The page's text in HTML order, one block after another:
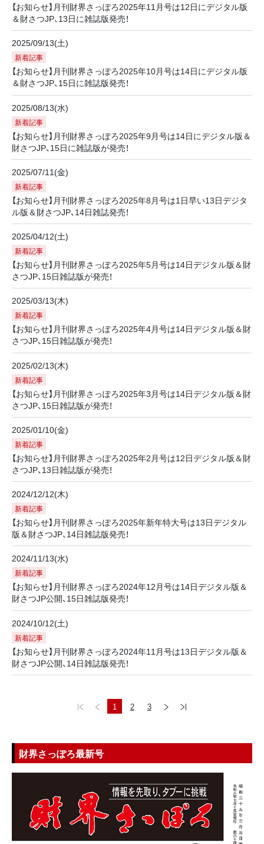
【お知らせ】月刊財界さっぽろ2025年11月号は12日にデジタル版
＆財さつJP、13日に雑誌版発売！
2025/09/13(土)
新着記事
【お知らせ】月刊財界さっぽろ2025年10月号は14日にデジタル版
＆財さつJP、15日に雑誌版発売！
2025/08/13(水)
新着記事
【お知らせ】月刊財界さっぽろ2025年9月号は14日にデジタル版＆
財さつJP、15日に雑誌版が発売！
2025/07/11(金)
新着記事
【お知らせ】月刊財界さっぽろ2025年8月号は1日早い13日デジタ
ル版＆財さつJP、14日雑誌発売！
2025/04/12(土)
新着記事
【お知らせ】月刊財界さっぽろ2025年5月号は14日デジタル版＆財
さつJP、15日雑誌版が発売！
2025/03/13(木)
新着記事
【お知らせ】月刊財界さっぽろ2025年4月号は14日デジタル版＆財
さつJP、15日雑誌版が発売！
2025/02/13(木)
新着記事
【お知らせ】月刊財界さっぽろ2025年3月号は14日デジタル版＆財
さつJP、15日雑誌版が発売！
2025/01/10(金)
新着記事
【お知らせ】月刊財界さっぽろ2025年2月号は12日デジタル版＆財
さつJP、13日雑誌版が発売！
2024/12/12(木)
新着記事
【お知らせ】月刊財界さっぽろ2025年新年特大号は13日デジタル
版＆財さつJP、14日雑誌版発売！
2024/11/13(水)
新着記事
【お知らせ】月刊財界さっぽろ2024年12月号は14日デジタル版＆
財さつJP公開、15日雑誌版発売！
2024/10/12(土)
新着記事
【お知らせ】月刊財界さっぽろ2024年11月号は13日デジタル版＆
財さつJP公開、14日雑誌版発売！
1 2 3
財界さっぽろ最新号